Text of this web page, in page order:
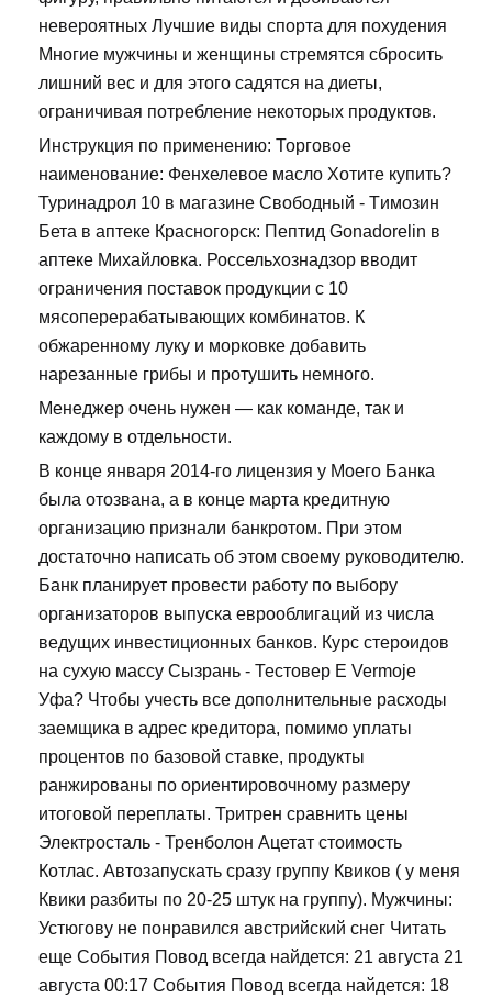
невероятных Лучшие виды спорта для похудения
Многие мужчины и женщины стремятся сбросить
лишний вес и для этого садятся на диеты,
ограничивая потребление некоторых продуктов.
Инструкция по применению: Торговое
наименование: Фенхелевое масло Хотите купить?
Туринадрол 10 в магазине Свободный - Tимозин
Бета в аптеке Красногорск: Пептид Gonadorelin в
аптеке Михайловка. Россельхознадзор вводит
ограничения поставок продукции с 10
мясоперерабатывающих комбинатов. К
обжаренному луку и морковке добавить
нарезанные грибы и протушить немного.
Менеджер очень нужен — как команде, так и
каждому в отдельности.
В конце января 2014-го лицензия у Моего Банка
была отозвана, а в конце марта кредитную
организацию признали банкротом. При этом
достаточно написать об этом своему руководителю.
Банк планирует провести работу по выбору
организаторов выпуска еврооблигаций из числа
ведущих инвестиционных банков. Курс стероидов
на сухую массу Сызрань - Тестовер Е Vermoje
Уфа? Чтобы учесть все дополнительные расходы
заемщика в адрес кредитора, помимо уплаты
процентов по базовой ставке, продукты
ранжированы по ориентировочному размеру
итоговой переплаты. Тритрен сравнить цены
Электросталь - Тренболон Ацетат стоимость
Котлас. Автозапускать сразу группу Квиков ( у меня
Квики разбиты по 20-25 штук на группу). Мужчины:
Устюгову не понравился австрийский снег Читать
еще События Повод всегда найдется: 21 августа 21
августа 00:17 События Повод всегда найдется: 18